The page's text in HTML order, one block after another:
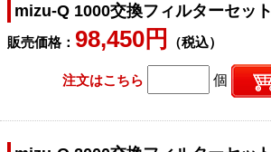
mizu-Q 1000交換フィルターセット
販売価格： 98,450円 （税込）
注文はこちら 個